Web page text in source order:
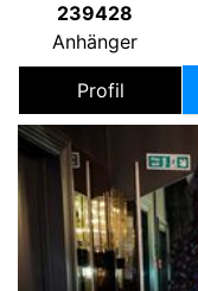
239428
Anhänger
Profil